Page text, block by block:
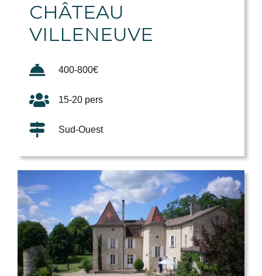
CHÂTEAU
VILLENEUVE
400-800€
15-20 pers
Sud-Ouest